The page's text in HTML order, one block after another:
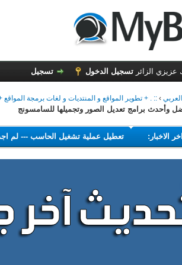
عزيزي الزائر تسجيل الدخول تسجيل
›:: . + تطوير المواقع و المنتديات و لغات برمجة المواقع
وأحدث برامج تعديل الصور وتجميلها للسامسونج
اخر الاخبار:
--- البرامج التي تهدف إلى تعطيل عملية تشغيل الحاسب